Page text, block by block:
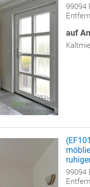
99094
auf
99094